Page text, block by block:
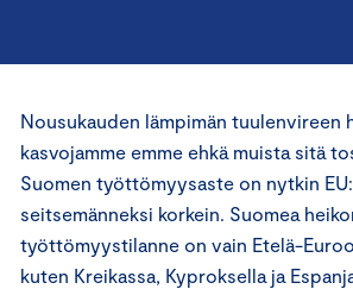
Nousukauden lämpimän tuulenvireen
kasvojamme emme ehkä muista sitä
Suomen työttömyysaste on nytkin
seitsemänneksi korkein. Suomea
työttömyystilanne on vain Etelä-
kuten Kreikassa, Kyproksella ja